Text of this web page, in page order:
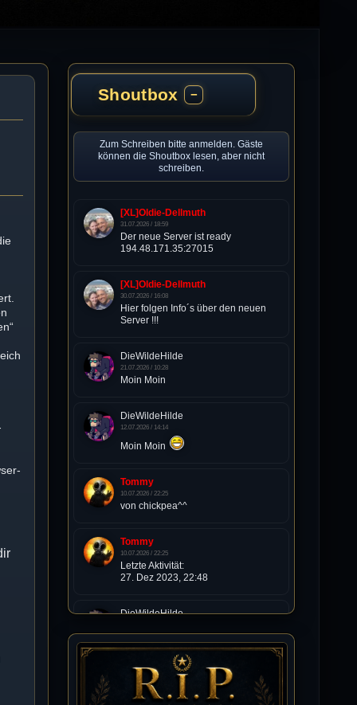
Shoutbox −
Zum Schreiben bitte anmelden. Gäste
können die Shoutbox lesen, aber nicht
schreiben.
[XL]Oldie-Dellmuth
31.07.2026 / 18:59
Der neue Server ist ready
194.48.171.35:27015
[XL]Oldie-Dellmuth
30.07.2026 / 16:08
Hier folgen Info´s über den neuen
Server !!!
DieWildeHilde
21.07.2026 / 10:28
Moin Moin
DieWildeHilde
12.07.2026 / 14:14
Moin Moin
Tommy
10.07.2026 / 22:25
von chickpea^^
Tommy
10.07.2026 / 22:25
Letzte Aktivität:
27. Dez 2023, 22:48
DieWildeHilde
Happy Birthday Chickpea
DieWildeHilde
10.07.2026 / 10:08